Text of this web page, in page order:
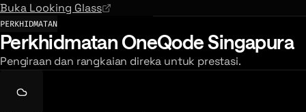
Buka Looking Glass
PERKHIDMATAN
Perkhidmatan OneQode Singapura
Pengiraan dan rangkaian direka untuk prestasi.